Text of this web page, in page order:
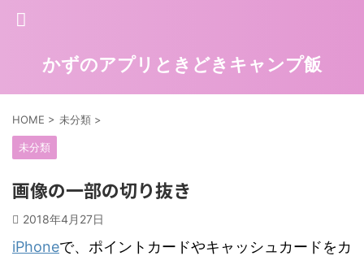
かずのアプリときどきキャンプ飯
HOME > 未分類 >
未分類
画像の一部の切り抜き
2018年4月27日
iPhoneで、ポイントカードやキャッシュカードをカ